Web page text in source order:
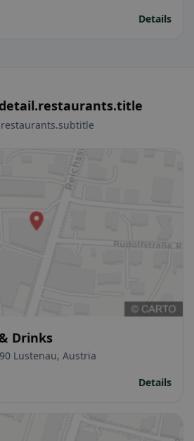
Details
Drinks
Lustenau, Austria
Details